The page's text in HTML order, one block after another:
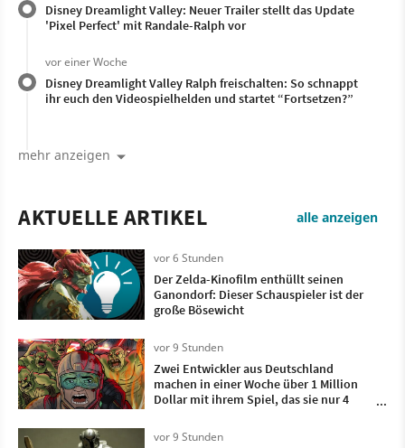
Disney Dreamlight Valley: Neuer Trailer stellt das Update
'Pixel Perfect' mit Randale-Ralph vor
vor einer Woche
Disney Dreamlight Valley Ralph freischalten: So schnappt
ihr euch den Videospielhelden und startet “Fortsetzen?”
mehr anzeigen
AKTUELLE ARTIKEL alle anzeigen
vor 6 Stunden
Der Zelda-Kinofilm enthüllt seinen
Ganondorf: Dieser Schauspieler ist der
große Bösewicht
vor 9 Stunden
Zwei Entwickler aus Deutschland
machen in einer Woche über 1 Million
Dollar mit ihrem Spiel, das sie nur 4
vor 9 Stunden